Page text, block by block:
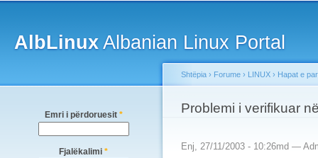
AlbLinuxAlbanian Linux Portal
Emri i përdoruesit *
Fjalëkalimi *
You are here
Shtëpia › Forume › LINUX › Hapat e
Problemi i verifikuar
Enj, 27/11/2003 - 10:26md —